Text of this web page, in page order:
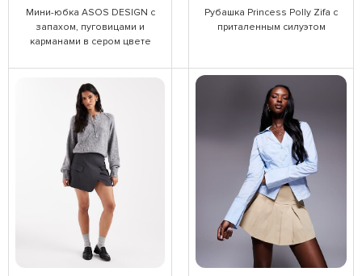
Мини-юбка ASOS DESIGN с
запахом, пуговицами и
карманами в сером цвете
Рубашка Princess Polly Zifa с
приталенным силуэтом